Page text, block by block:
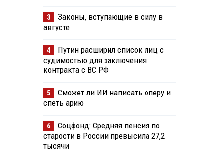
3
Законы, вступающие в силу в
августе
4
Путин расширил список лиц с
судимостью для заключения
контракта с ВС РФ
5
Сможет ли ИИ написать оперу и
спеть арию
6
Соцфонд: Средняя пенсия по
старости в России превысила 27,2
тысячи